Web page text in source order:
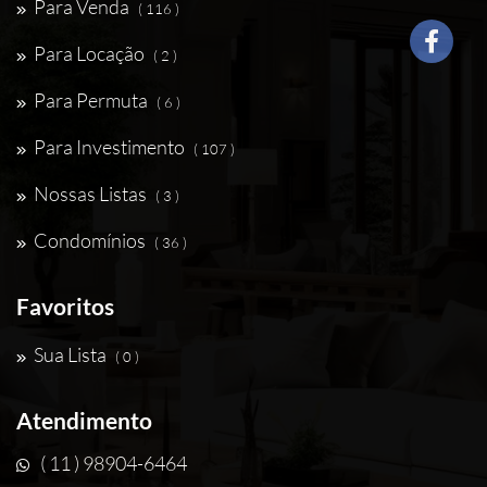
Para Venda ( 116 )
Para Locação ( 2 )
Para Permuta ( 6 )
Para Investimento ( 107 )
Nossas Listas ( 3 )
Condomínios ( 36 )
Favoritos
Sua Lista ( 0 )
Atendimento
( 11 ) 98904-6464